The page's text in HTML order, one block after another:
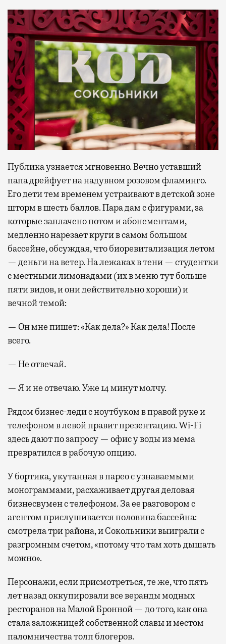
Публика узнается мгновенно. Вечно уставший
папа дрейфует на надувном розовом фламинго.
Его дети тем временем устраивают в детской зоне
шторм в шесть баллов. Пара дам с фигурами, за
которые заплачено потом и абонементами,
медленно нарезает круги в самом большом
бассейне, обсуждая, что биоревитализация летом
— деньги на ветер. На лежаках в тени — студентки
с местными лимонадами (их в меню тут больше
пяти видов, и они действительно хороши) и
вечной темой:
— Он мне пишет: «Как дела?» Как дела! После
всего.
— Не отвечай.
— Я и не отвечаю. Уже 14 минут молчу.
Рядом бизнес-леди с ноутбуком в правой руке и
телефоном в левой правит презентацию. Wi-Fi
здесь дают по запросу — офис у воды из мема
превратился в рабочую опцию.
У бортика, укутанная в парео с узнаваемыми
монограммами, расхаживает другая деловая
бизнесвумен с телефоном. За ее разговором с
агентом прислушивается половина бассейна:
смотрела три района, и Сокольники выиграли с
разгромным счетом, «потому что там хоть дышать
можно».
Персонажи, если присмотреться, те же, что пять
лет назад оккупировали все веранды модных
ресторанов на Малой Бронной — до того, как она
стала заложницей собственной славы и местом
паломничества толп блогеров.